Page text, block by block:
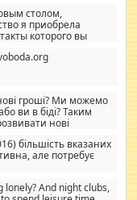
и что главное -
удорожающих
столом,
я приобрела
которого вы
гроші? Ми можемо
ви в біді? Таким
нові
їм шанс. Кожен
не зможе, вони
суми, і зрілість
Не чекайте і не
більшість вказаних
але потребує
lonely? And night clubs,